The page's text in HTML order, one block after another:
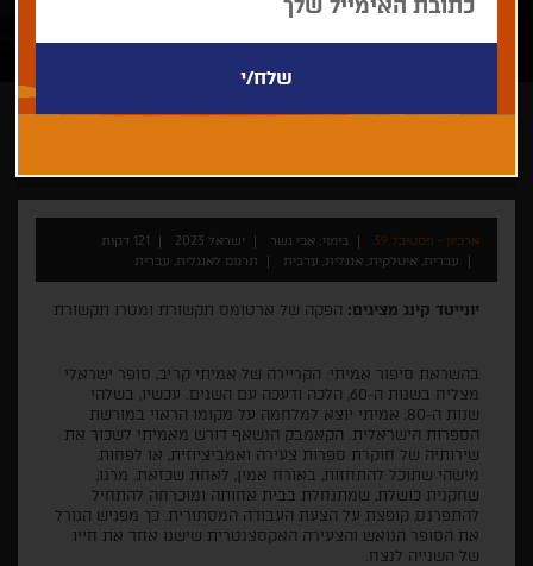
ארכיון - פסטיבל 39 בימוי: אבי נשר ישראל 2023
121 דקות
עברית, איטלקית, אנגלית, ערבית
תרגום לאנגלית, עברית
יונייטד קינג מציגים: הפקה של ארטומס תקשורת ומטרו תקשורת
בהשראת סיפור אמיתי: הקריירה של אמיתי קריב, סופר ישראלי
מצליח בשנות ה-60, הלכה ודעכה עם השנים. עכשיו, בשלהי
שנות ה-80, אמיתי יוצא למלחמה על מקומו הראוי במורשת
הספרות הישראלית. הקאמבק הנשאף דורש מאמיתי לשכור את
שירותיה של חוקרת ספרות צעירה ואמביציוזית, או לפחות
מישהי שתוכל להתחזות, באורח אמין, לאחת שכזאת. מרגו,
שחקנית כושלת, שמתנחלת בבית אחותה ומוכרחה להתחיל
להתפרנס, קופצת על הצעת העבודה המסתורית. כך מפגיש הגורל
את הסופר הנואש והצעירה האקסצנטרית שישנו אחד את חייו
של השנייה לנצח.